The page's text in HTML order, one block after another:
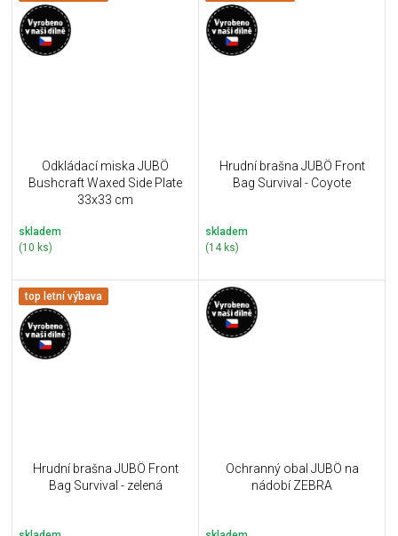
Odkládací miska JUBÖ
Bushcraft Waxed Side Plate
33x33 cm
skladem
(10 ks)
Hrudní brašna JUBÖ Front
Bag Survival - Coyote
skladem
(14 ks)
top letní výbava
Hrudní brašna JUBÖ Front
Bag Survival - zelená
Ochranný obal JUBÖ na
nádobí ZEBRA